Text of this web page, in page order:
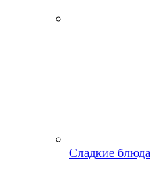
Сладкие блюда